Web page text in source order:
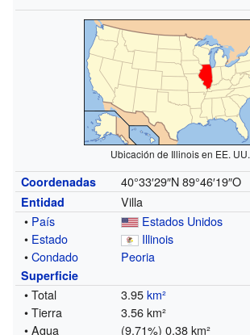
Ubicación de Illinois en EE. UU.
Coordenadas 40°33′29″N 89°46′19″O
Entidad
Villa
• País
Estados Unidos
• Estado
Illinois
•Condado Peoria
Superficie
• Total 3.95km²
• Tierra
3.56 km²
• Agua
(9.71%) 0.38 km²